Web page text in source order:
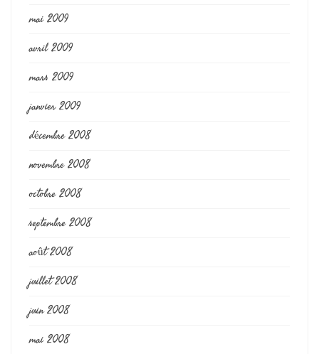
mai 2009
avril 2009
mars 2009
janvier 2009
décembre 2008
novembre 2008
octobre 2008
septembre 2008
août 2008
juillet 2008
juin 2008
mai 2008